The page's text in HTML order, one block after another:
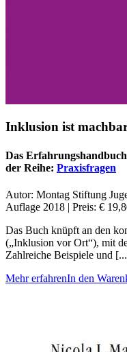
Inklusion ist
Das
der Reihe: Praxisfragen
Autor: Montag Stiftung
Auflage 2018 | Preis: €
Das Buch knüpft an den
(„Inklusion vor Ort“), mit
Zahlreiche Beispiele und
Mehr erfahrenIn den